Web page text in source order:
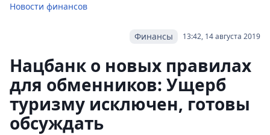
Новости финансов
13:42, 14 августа 2019
Финансы
Нацбанк о новых правилах
для обменников: Ущерб
туризму исключен, готовы
обсуждать